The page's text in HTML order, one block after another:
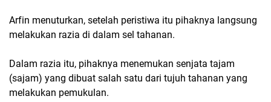
Arfin menuturkan, setelah peristiwa itu pihaknya langsung
melakukan razia di dalam sel tahanan.
Dalam razia itu, pihaknya menemukan senjata tajam
(sajam) yang dibuat salah satu dari tujuh tahanan yang
melakukan pemukulan.